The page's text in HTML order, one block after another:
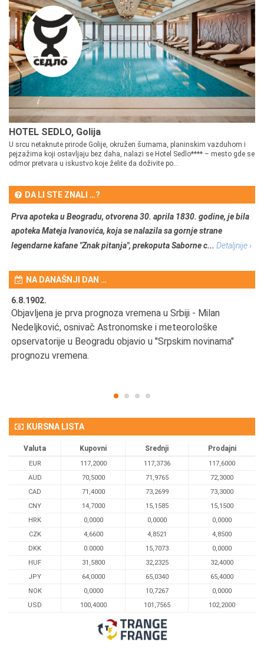
HOTEL SEDLO, Golija
U srcu netaknute prirode Golije, okružen šumama, planinskim vazduhom i
pejzažima koji ostavljaju bez daha, nalazi se Hotel Sedlo**** – mesto gde se
odmor pretvara u iskustvo koje želite da doživite po...
DA LI STE ZNALI …?
Prva apoteka u Beogradu, otvorena 30. aprila 1830. godine, je bila
apoteka Mateja Ivanovića, koja se nalazila sa gornje strane
legendarne kafane "Znak pitanja", prekoputa Saborne c... Detaljnije ›
NA DANAŠNJI DAN …
6.8.1902.
Objavljena je prva prognoza vremena u Srbiji - Milan
Nedeljković, osnivač Astronomske i meteorološke
opservatorije u Beogradu objavio u "Srpskim novinama"
prognozu vremena.
KURSNA LISTA
Valuta Kupovni Srednji Prodajni
EUR 117,2000 117,3736
117,6000
AUD
70,5000 71,9765
72,3000
CAD
71,4000 73,2699
73,3000
CNY
14,7000 15,1585
15,1500
HRK
0,0000 0,0000
0,0000
CZK
4,6600 4,8521
4,8500
DKK
0.0000 15,7073
0,0000
HUF
31,5800 32,2325
32,4000
JPY
64,0000 65,0340
65,4000
NOK
0,0000 10,7267
0,0000
USD
100,4000 101,7565 102,2000